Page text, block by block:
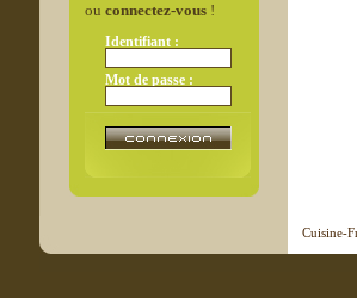
ou connectez-vous!
Identifiant :
Mot de passe :
Cuisine-